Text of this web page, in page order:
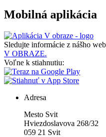
Mobilná aplikácia
Sledujte informácie z nášho
V OBRAZE.
Voľne k stiahnutiu:
Adresa
Mesto Svit
Hviezdoslavova 268/32
059 21 Svit